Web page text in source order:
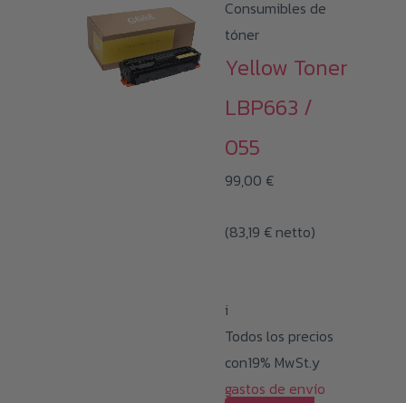
Consumibles de
tóner
Yellow Toner
LBP663 /
055
99,00 €
(83,19 € netto)
i
Todos los precios
con19% MwSt.y
gastos de envío